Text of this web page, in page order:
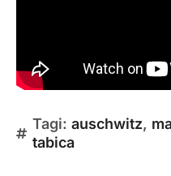
Tagi: auschwitz,
tabica